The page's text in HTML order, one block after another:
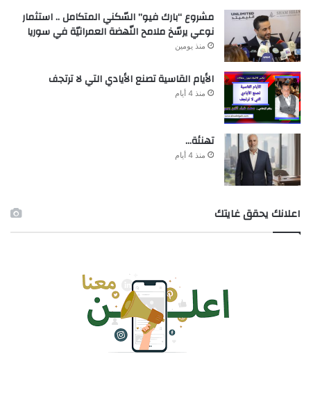
مشروع “بارك فيو” السّكني المتكامل .. استثمار
نوعي يرسّخ ملامح النّهضة العمرانيّة في سوريا
منذ يومين
الأيام القاسية تصنع الأيادي التي لا ترتجف
منذ 4 أيام
تهنئة…
منذ 4 أيام
اعلانك يحقق غايتك